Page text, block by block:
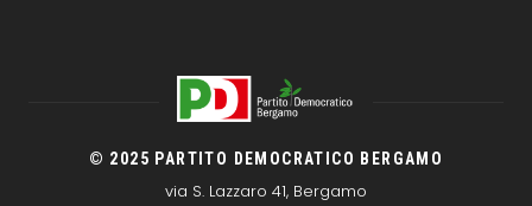
© 2025 PARTITO DEMOCRATICO BERGAMO
via S. Lazzaro 41, Bergamo